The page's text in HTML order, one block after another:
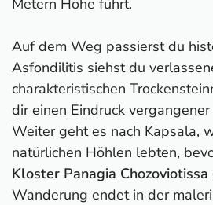
Auf dem Weg passierst du
Asfondilitis siehst du
charakteristischen
dir einen Eindruck
Weiter geht es nach Kapsala,
natürlichen Höhlen lebten,
Kloster Panagia Chozoviotissa
Wanderung endet in der